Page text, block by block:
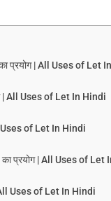
प्रयोग | All Uses of Let
| All Uses of Let In Hindi
Uses of Let In Hindi
प्रयोग | All Uses of Let
Uses of Let In Hindi